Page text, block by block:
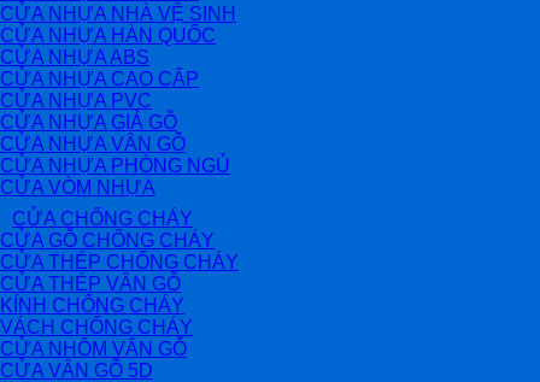
CỬA NHỰA NHÀ VỆ SINH
CỬA NHỰA HÀN QUỐC
CỬA NHỰA ABS
CỬA NHỰA CAO CẤP
CỬA NHỰA PVC
CỬA NHỰA GIẢ GỖ
CỬA NHỰA VÂN GỖ
CỬA NHỰA PHÒNG NGỦ
CỬA VÒM NHỰA
CỬA CHỐNG CHÁY
CỬA GỖ CHỐNG CHÁY
CỬA THÉP CHỐNG CHÁY
CỬA THÉP VÂN GỖ
KÍNH CHỐNG CHÁY
VÁCH CHỐNG CHÁY
CỬA NHÔM VÂN GỖ
CỬA VÂN GỖ 5D